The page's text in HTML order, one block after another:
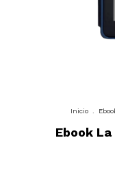
Inicio
Ebook